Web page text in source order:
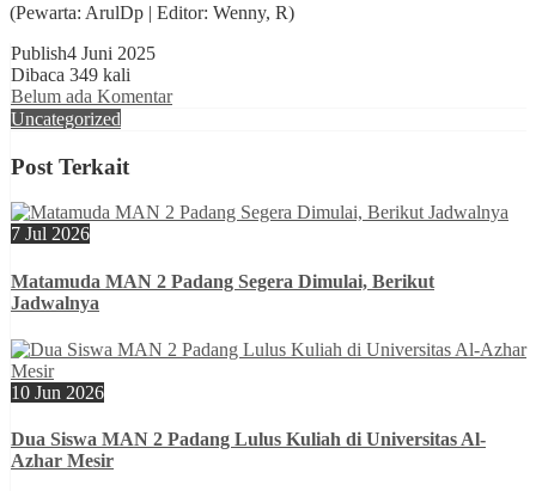
(Pewarta: ArulDp | Editor: Wenny, R)
Publish4 Juni 2025
Dibaca 349 kali
Belum ada Komentar
Uncategorized
Post Terkait
7 Jul 2026
Matamuda MAN 2 Padang Segera Dimulai, Berikut
Jadwalnya
10 Jun 2026
Dua Siswa MAN 2 Padang Lulus Kuliah di Universitas Al-
Azhar Mesir